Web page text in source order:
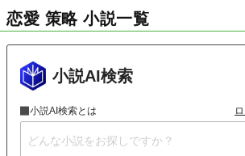
恋愛 策略 小説一覧
小説AI検索
小説AI検索とは